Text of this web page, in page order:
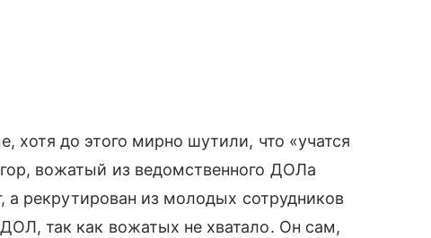
до этого мирно шутили, что «учатся
вожатый из ведомственного ДОЛа
а рекрутирован из молодых сотрудников
так как вожатых не хватало. Он сам,